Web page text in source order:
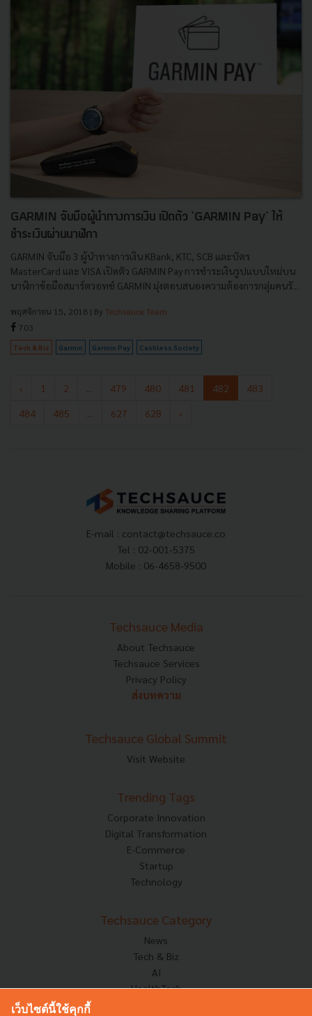
GARMIN จับมือผู้นำทางการเงิน เปิดตัว 'GARMIN Pay' ให้
ชำระเงินผ่านนาฬิกา
GARMIN จับมือ 3 ผู้นำทางการเงิน KBank, KTC, SCB และบัตร
MasterCard และ VISA เปิดตัว GARMIN Pay การชำระเงินรูปแบบใหม่บน
นาฬิกาข้อมือสมาร์ตวอทช์ GARMIN มุ่งตอบสนองความต้องการกลุ่มคนรั...
พฤศจิกายน 15, 2018 | By Techsauce Team
703
Tech & Biz Garmin Garmin Pay Cashless Society
‹ 1 2 479 480 481 482
483
484
485 627 628 ›
E-mail : contact@techsauce.co
Tel : 02-001-5375
Mobile : 06-4658-9500
Techsauce Media
About Techsauce
Techsauce Services
Privacy Policy
ส่งบทความ
Techsauce Global Summit
Visit Website
Trending Tags
Corporate Innovation
Digital Transformation
E-Commerce
Startup
Technology
Techsauce Category
News
Tech & Biz
AI
HealthTech
เว็บไซต์นี้ใช้คุกกี้